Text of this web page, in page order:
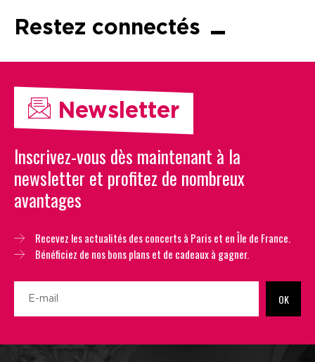
Restez connectés
Newsletter
Inscrivez-vous dès maintenant à la
newsletter et profitez de nombreux
avantages
Recevez les actualités des concerts à Paris et en Île de France.
Bénéficiez de nos bons plans et de cadeaux à gagner.
OK